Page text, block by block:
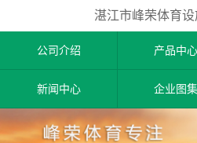
湛江市峰荣体育设
公司介绍 产品中心
新闻中心 企业图集